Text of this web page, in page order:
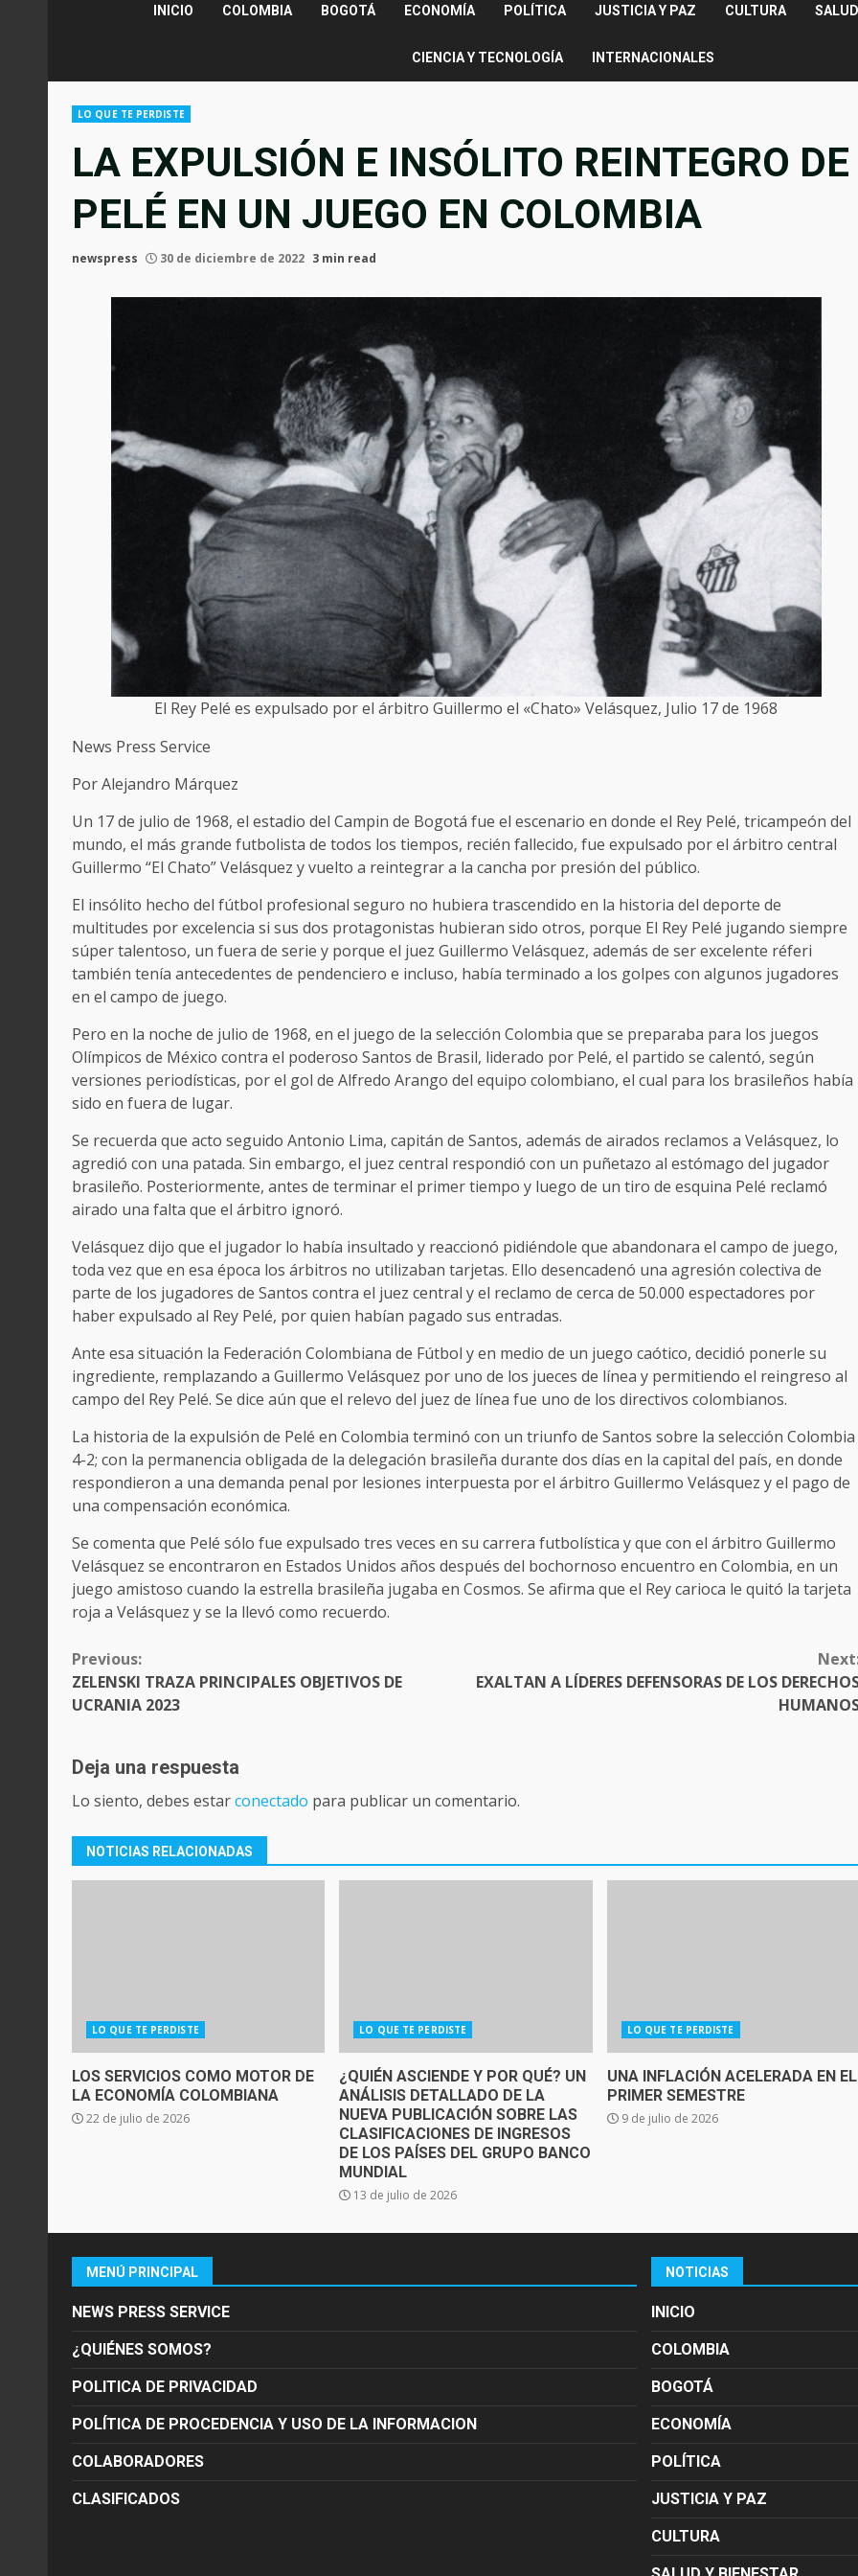
INICIO COLOMBIA BOGOTÁ ECONOMÍA POLÍTICA JUSTICIA Y PAZ CULTURA
CIENCIA Y TECNOLOGÍA INTERNACIONALES
LO QUE TE PERDISTE
LA EXPULSIÓN E INSÓLITO REINTEGRO DE
PELÉ EN UN JUEGO EN COLOMBIA
newspress 30 de diciembre de 2022 3 min read
El Rey Pelé es expulsado por el árbitro Guillermo el «Chato» Velásquez, Julio 17 de 1968
News Press Service
Por Alejandro Márquez
Un 17 de julio de 1968, el estadio del Campin de Bogotá fue el escenario en donde el Rey Pelé, tricampeón del
mundo, el más grande futbolista de todos los tiempos, recién fallecido, fue expulsado por el árbitro central
Guillermo “El Chato” Velásquez y vuelto a reintegrar a la cancha por presión del público.
El insólito hecho del fútbol profesional seguro no hubiera trascendido en la historia del deporte de
multitudes por excelencia si sus dos protagonistas hubieran sido otros, porque El Rey Pelé jugando siempre
súper talentoso, un fuera de serie y porque el juez Guillermo Velásquez, además de ser excelente réferi
también tenía antecedentes de pendenciero e incluso, había terminado a los golpes con algunos jugadores
en el campo de juego.
Pero en la noche de julio de 1968, en el juego de la selección Colombia que se preparaba para los juegos
Olímpicos de México contra el poderoso Santos de Brasil, liderado por Pelé, el partido se calentó, según
versiones periodísticas, por el gol de Alfredo Arango del equipo colombiano, el cual para los brasileños había
sido en fuera de lugar.
Se recuerda que acto seguido Antonio Lima, capitán de Santos, además de airados reclamos a Velásquez, lo
agredió con una patada. Sin embargo, el juez central respondió con un puñetazo al estómago del jugador
brasileño. Posteriormente, antes de terminar el primer tiempo y luego de un tiro de esquina Pelé reclamó
airado una falta que el árbitro ignoró.
Velásquez dijo que el jugador lo había insultado y reaccionó pidiéndole que abandonara el campo de juego,
toda vez que en esa época los árbitros no utilizaban tarjetas. Ello desencadenó una agresión colectiva de
parte de los jugadores de Santos contra el juez central y el reclamo de cerca de 50.000 espectadores por
haber expulsado al Rey Pelé, por quien habían pagado sus entradas.
Ante esa situación la Federación Colombiana de Fútbol y en medio de un juego caótico, decidió ponerle su
ingrediente, remplazando a Guillermo Velásquez por uno de los jueces de línea y permitiendo el reingreso al
campo del Rey Pelé. Se dice aún que el relevo del juez de línea fue uno de los directivos colombianos.
La historia de la expulsión de Pelé en Colombia terminó con un triunfo de Santos sobre la selección Colombia
4-2; con la permanencia obligada de la delegación brasileña durante dos días en la capital del país, en donde
respondieron a una demanda penal por lesiones interpuesta por el árbitro Guillermo Velásquez y el pago de
una compensación económica.
Se comenta que Pelé sólo fue expulsado tres veces en su carrera futbolística y que con el árbitro Guillermo
Velásquez se encontraron en Estados Unidos años después del bochornoso encuentro en Colombia, en un
juego amistoso cuando la estrella brasileña jugaba en Cosmos. Se afirma que el Rey carioca le quitó la tarjeta
roja a Velásquez y se la llevó como recuerdo.
CONTINUE
READING
Previous:
ZELENSKI TRAZA PRINCIPALES OBJETIVOS DE
UCRANIA 2023
EXALTAN A LÍDERES DEFENSORAS DE LOS
Deja una respuesta
Lo siento, debes estarconectado para publicar un comentario.
NOTICIAS RELACIONADAS
LO QUE TE PERDISTE
LOS SERVICIOS COMO MOTOR DE
LA ECONOMÍA COLOMBIANA
22 de julio de 2026
LO QUE TE PERDISTE
¿QUIÉN ASCIENDE Y POR QUÉ? UN
ANÁLISIS DETALLADO DE LA
NUEVA PUBLICACIÓN SOBRE LAS
CLASIFICACIONES DE INGRESOS
DE LOS PAÍSES DEL GRUPO BANCO
MUNDIAL
13 de julio de 2026
LO QUE TE PERDISTE
UNA INFLACIÓN ACELERADA EN EL
PRIMER SEMESTRE
9 de julio de 2026
MENÚ PRINCIPAL
NEWS PRESS SERVICE
¿QUIÉNES SOMOS?
POLITICA DE PRIVACIDAD
POLÍTICA DE PROCEDENCIA Y USO DE LA INFORMACION
COLABORADORES
CLASIFICADOS
NOTICIAS
INICIO
COLOMBIA
BOGOTÁ
ECONOMÍA
POLÍTICA
JUSTICIA Y PAZ
CULTURA